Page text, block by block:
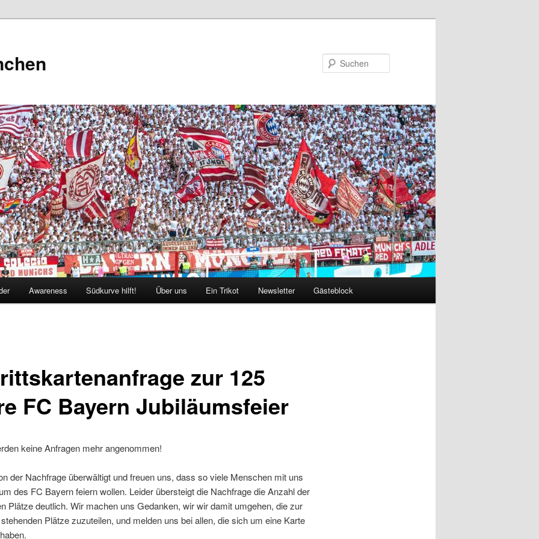
Awareness Südkurve hilft! Über uns Ein Trikot Newsletter Gästeblock
zur 125
FC Bayern Jubiläumsfeier
keine Anfragen mehr angenommen!
der Nachfrage überwältigt und freuen uns, dass so viele Menschen mit uns
des FC Bayern feiern wollen. Leider übersteigt die Nachfrage die Anzahl der
Plätze deutlich. Wir machen uns Gedanken, wir wir damit umgehen, die zur
Plätze zuzuteilen, und melden uns bei allen, die sich um eine Karte